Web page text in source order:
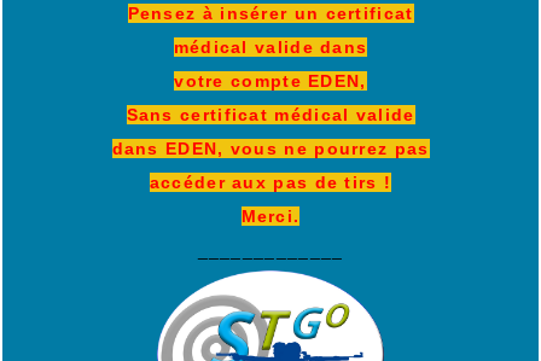
Pensez à insérer un certificat
médical valide dans
votre compte EDEN,
Sans certificat médical valide
dans EDEN, vous ne pourrez pas
accéder aux pas de tirs !
Merci.